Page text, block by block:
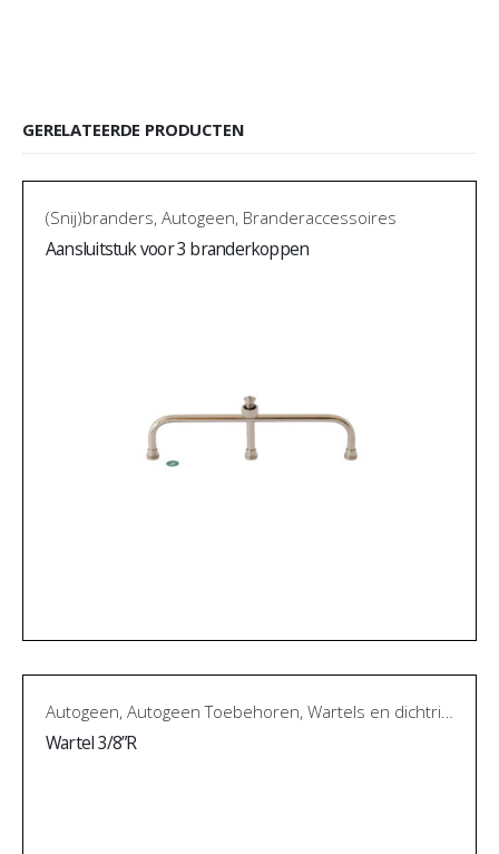
GERELATEERDE PRODUCTEN
(Snij)branders, Autogeen, Branderaccessoires
Aansluitstuk voor 3 branderkoppen
Autogeen, Autogeen Toebehoren, Wartels en dichtringen
Wartel 3/8”R